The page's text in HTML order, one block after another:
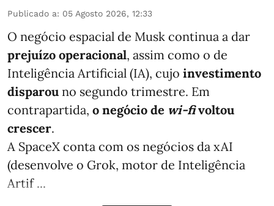
Publicado a: 05 Agosto 2026, 12:33
O negócio espacial de Musk continua a dar
prejuízo operacional, assim como o de
Inteligência Artificial (IA), cujo investimento
disparou no segundo trimestre. Em
contrapartida, o negócio de wi-fivoltou
crescer.
A SpaceX conta com os negócios da xAI
(desenvolve o Grok, motor de Inteligência
Artif ...